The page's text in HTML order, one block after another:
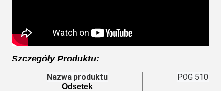
Szczegóły Produktu:
Nazwa produktu POG 510
Odsetek